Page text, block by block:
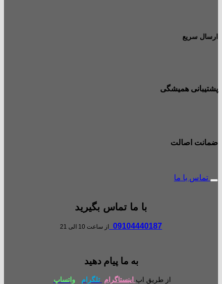
ارسال سریع
پشتیبانی همیشگی
ضمانت اصالت
تماس با ما
با ما تماس بگیرید
09104440187 از ساعت 10 الی 21
به ما پیام دهید
از طریق اپ اینستاگرام تلگرام واتساپ